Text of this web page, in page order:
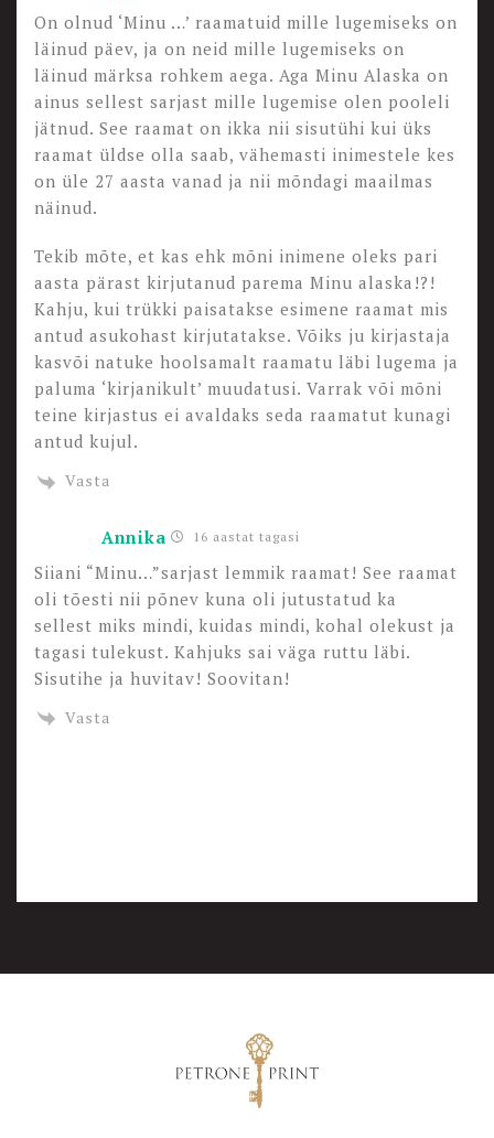
On olnud ‘Minu …’ raamatuid mille lugemiseks on
läinud päev, ja on neid mille lugemiseks on
läinud märksa rohkem aega. Aga Minu Alaska on
ainus sellest sarjast mille lugemise olen pooleli
jätnud. See raamat on ikka nii sisutühi kui üks
raamat üldse olla saab, vähemasti inimestele kes
on üle 27 aasta vanad ja nii mõndagi maailmas
näinud.
Tekib mõte, et kas ehk mõni inimene oleks pari
aasta pärast kirjutanud parema Minu alaska!?!
Kahju, kui trükki paisatakse esimene raamat mis
antud asukohast kirjutatakse. Võiks ju kirjastaja
kasvõi natuke hoolsamalt raamatu läbi lugema ja
paluma ‘kirjanikult’ muudatusi. Varrak või mõni
teine kirjastus ei avaldaks seda raamatut kunagi
antud kujul.
Vasta
Annika 16 aastat tagasi
Siiani “Minu…”sarjast lemmik raamat! See raamat
oli tõesti nii põnev kuna oli jutustatud ka
sellest miks mindi, kuidas mindi, kohal olekust ja
tagasi tulekust. Kahjuks sai väga ruttu läbi.
Sisutihe ja huvitav! Soovitan!
Vasta